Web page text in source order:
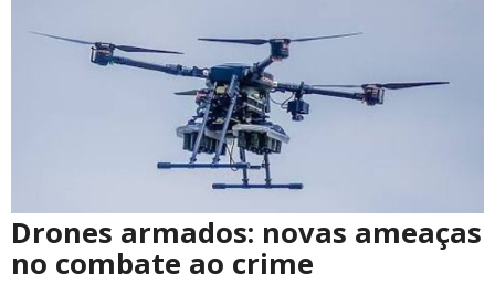
Drones armados: novas ameaças
no combate ao crime